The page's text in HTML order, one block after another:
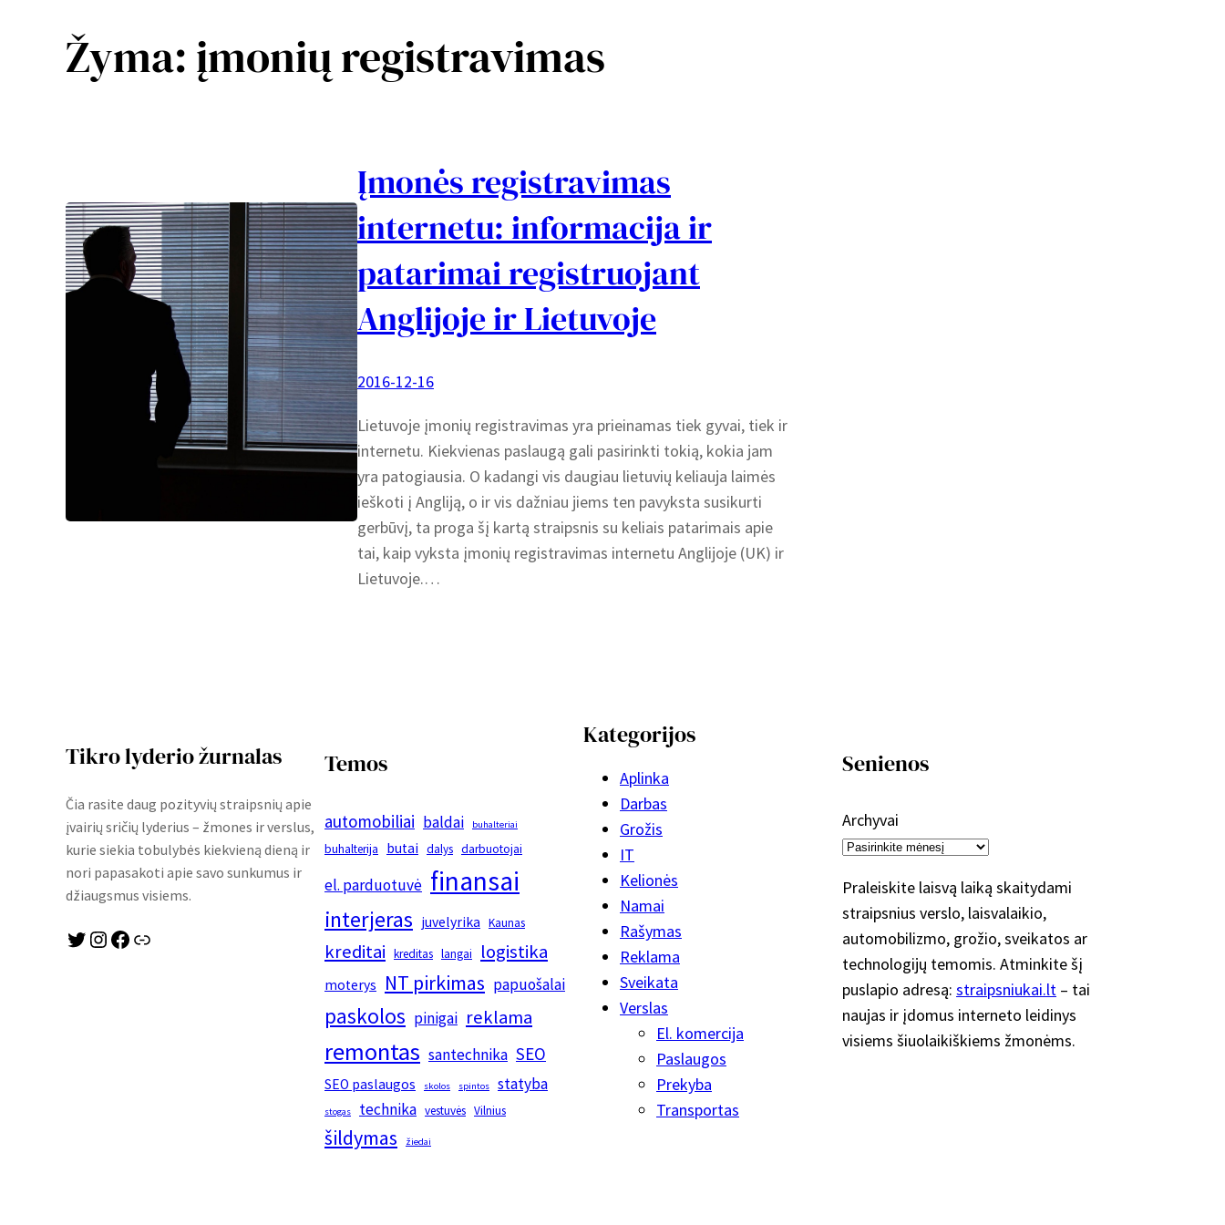
Žyma:įmonių registravimas
Įmonės registravimas
internetu: informacija ir
patarimai registruojant
Anglijoje ir Lietuvoje
2016-12-16
Lietuvoje įmonių registravimas yra prieinamas tiek gyvai, tiek ir
internetu. Kiekvienas paslaugą gali pasirinkti tokią, kokia jam
yra patogiausia. O kadangi vis daugiau lietuvių keliauja laimės
ieškoti į Angliją, o ir vis dažniau jiems ten pavyksta susikurti
gerbūvį, ta proga šį kartą straipsnis su keliais patarimais apie
tai, kaip vyksta įmonių registravimas internetu Anglijoje (UK) ir
Lietuvoje.…
Tikro lyderio žurnalas
Čia rasite daug pozityvių straipsnių apie
įvairių sričių lyderius – žmones ir verslus,
kurie siekia tobulybės kiekvieną dieną ir
nori papasakoti apie savo sunkumus ir
džiaugsmus visiems.
Twitter Instagram Facebook Link
Temos
automobiliai baldai buhalteriai
buhalterija butai dalys darbuotojai
el. parduotuvė finansai
interjeras juvelyrika Kaunas
kreditai kreditas langai logistika
moterys NT pirkimas papuošalai
paskolos pinigai reklama
remontas santechnika SEO
SEO paslaugos skolos spintos statyba
stogas technika vestuvės Vilnius
šildymas žiedai
Kategorijos
Aplinka
Darbas
Grožis
IT
Kelionės
Namai
Rašymas
Reklama
Sveikata
Verslas
El. komercija
Paslaugos
Prekyba
Transportas
Senienos
Archyvai
Praleiskite laisvą laiką skaitydami
straipsnius verslo, laisvalaikio,
automobilizmo, grožio, sveikatos ar
technologijų temomis. Atminkite šį
puslapio adresą: straipsniukai.lt – tai
naujas ir įdomus interneto leidinys
visiems šiuolaikiškiems žmonėms.